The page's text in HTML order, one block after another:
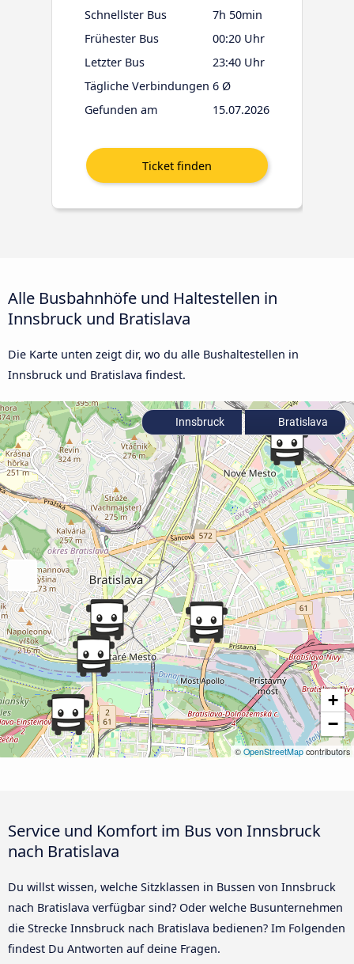
Schnellster Bus
7h 50min
Frühester Bus
00:20 Uhr
Letzter Bus
23:40 Uhr
Tägliche Verbindungen 6 Ø
Gefunden am
15.07.2026
Alle Busbahnhöfe und Haltestellen in
Innsbruck und Bratislava
Die Karte unten zeigt dir, wo du alle Bushaltestellen in
Innsbruck und Bratislava findest.
+
−
© OpenStreetMap contributors
Innsbruck Bratislava
Service und Komfort im Bus von Innsbruck
nach Bratislava
Du willst wissen, welche Sitzklassen in Bussen von Innsbruck
nach Bratislava verfügbar sind? Oder welche Busunternehmen
die Strecke Innsbruck nach Bratislava bedienen? Im Folgenden
findest Du Antworten auf deine Fragen.